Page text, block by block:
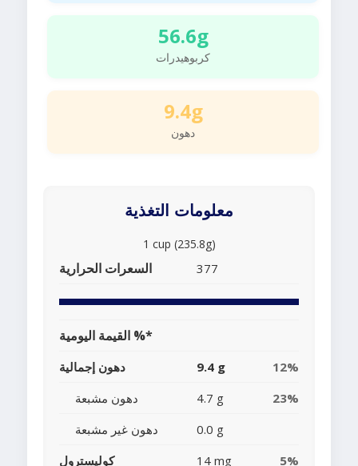
56.6g
كربوهيدرات
9.4g
دهون
معلومات التغذية
1 cup (235.8g)
السعرات الحرارية 377
القيمة اليومية %*
دهون إجمالية 9.4 g
12%
دهون مشبعة
4.7 g
23%
دهون غير مشبعة
0.0 g
كوليسترول
14 mg 5%